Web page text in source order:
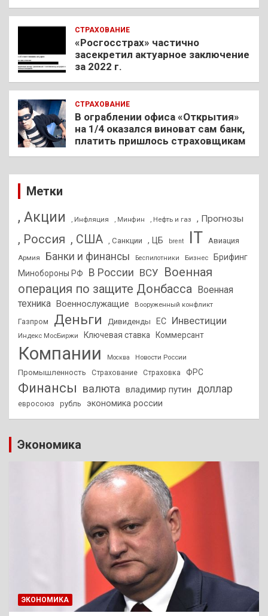
СТРАХОВАНИЕ
«Росгосстрах» частично
засекретил актуарное заключение
за 2022 г.
СТРАХОВАНИЕ
В ограблении офиса «Открытия»
на 1/4 оказался виноват сам банк,
платить пришлось страховщикам
Метки
, Акции , Инфляция , Минфин , Нефть и газ , Прогнозы
, Россия , США , Санкции , ЦБ brent IT Авиация
Армия Банки и финансы Беспилотники Бизнес
Брифинг
Минобороны РФ
В России ВСУ Военная
операция по защите Донбасса
Военная
техника
Военнослужащие Вооруженный конфликт
Газпром Деньги Дивиденды ЕС Инвестиции
Индекс МосБиржи Ключевая ставка Коммерсант
Компании Москва Новости России
Промышленность Страхование Страховка ФРС
Финансы валюта владимир путин доллар
евросоюз рубль экономика россии
Экономика
ЭКОНОМИКА